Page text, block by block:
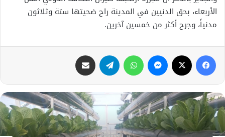
الأربعاء، بحق الدنيين في المدينة راح ضحيتها ستة وثلاثون
مدنياً، وجرح أكثر من خمسين آخرين.
فيسبوك ماسنجر واتساب تيلقرام